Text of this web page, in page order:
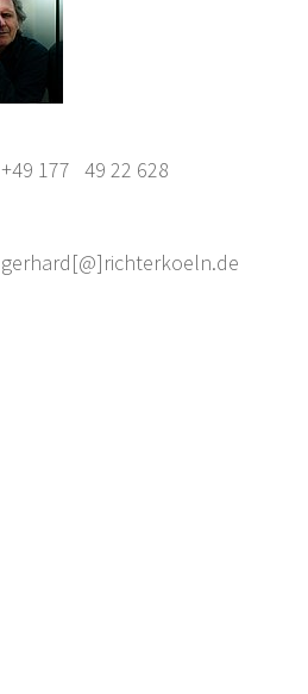
+49 177 49 22 628
gerhard[@]richterkoeln.de